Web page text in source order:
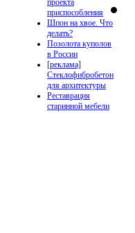
проекта
приспособления
Шпон на хвое. Что
делать?
Позолота куполов
в России
[реклама]
Стеклофибробетон
для архитектуры
Реставрация
старинной мебели